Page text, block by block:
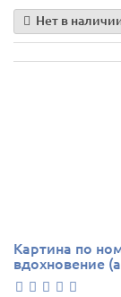
Нет в
Картина по
вдохновение